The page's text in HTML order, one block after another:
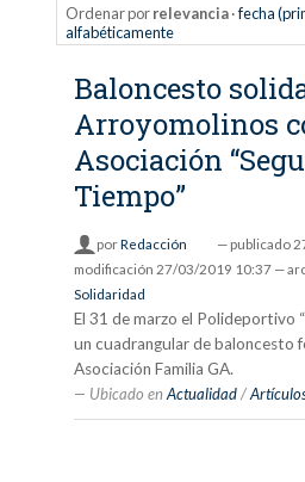
Ordenar por relevancia ·fecha
alfabéticamente
Baloncesto
Arroyomolinos
Asociación
Tiempo”
porRedacción — publicado
modificación 27/03/2019 10:37 —
Solidaridad
El 31 de marzo el Polideportivo
un cuadrangular de baloncesto
Asociación Familia GA.
Ubicado en Actualidad /